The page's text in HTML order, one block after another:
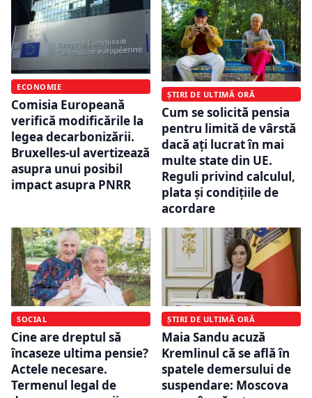
ECONOMIE
Comisia Europeană
verifică modificările la
legea decarbonizării.
Bruxelles-ul avertizează
asupra unui posibil
impact asupra PNRR
ȘTIRI DE ULTIMĂ ORĂ
Cum se solicită pensia
pentru limită de vârstă
dacă ați lucrat în mai
multe state din UE.
Reguli privind calculul,
plata și condițiile de
acordare
SOCIAL
Cine are dreptul să
încaseze ultima pensie?
Actele necesare.
Termenul legal de
ȘTIRI DE ULTIMĂ ORĂ
Maia Sandu acuză
Kremlinul că se află în
spatele demersului de
suspendare: Moscova